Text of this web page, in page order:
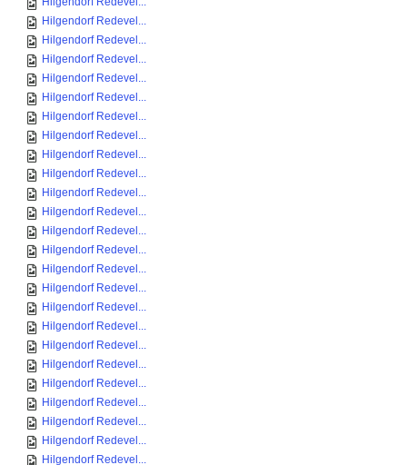
Hilgendorf Redevel...
Hilgendorf Redevel...
Hilgendorf Redevel...
Hilgendorf Redevel...
Hilgendorf Redevel...
Hilgendorf Redevel...
Hilgendorf Redevel...
Hilgendorf Redevel...
Hilgendorf Redevel...
Hilgendorf Redevel...
Hilgendorf Redevel...
Hilgendorf Redevel...
Hilgendorf Redevel...
Hilgendorf Redevel...
Hilgendorf Redevel...
Hilgendorf Redevel...
Hilgendorf Redevel...
Hilgendorf Redevel...
Hilgendorf Redevel...
Hilgendorf Redevel...
Hilgendorf Redevel...
Hilgendorf Redevel...
Hilgendorf Redevel...
Hilgendorf Redevel...